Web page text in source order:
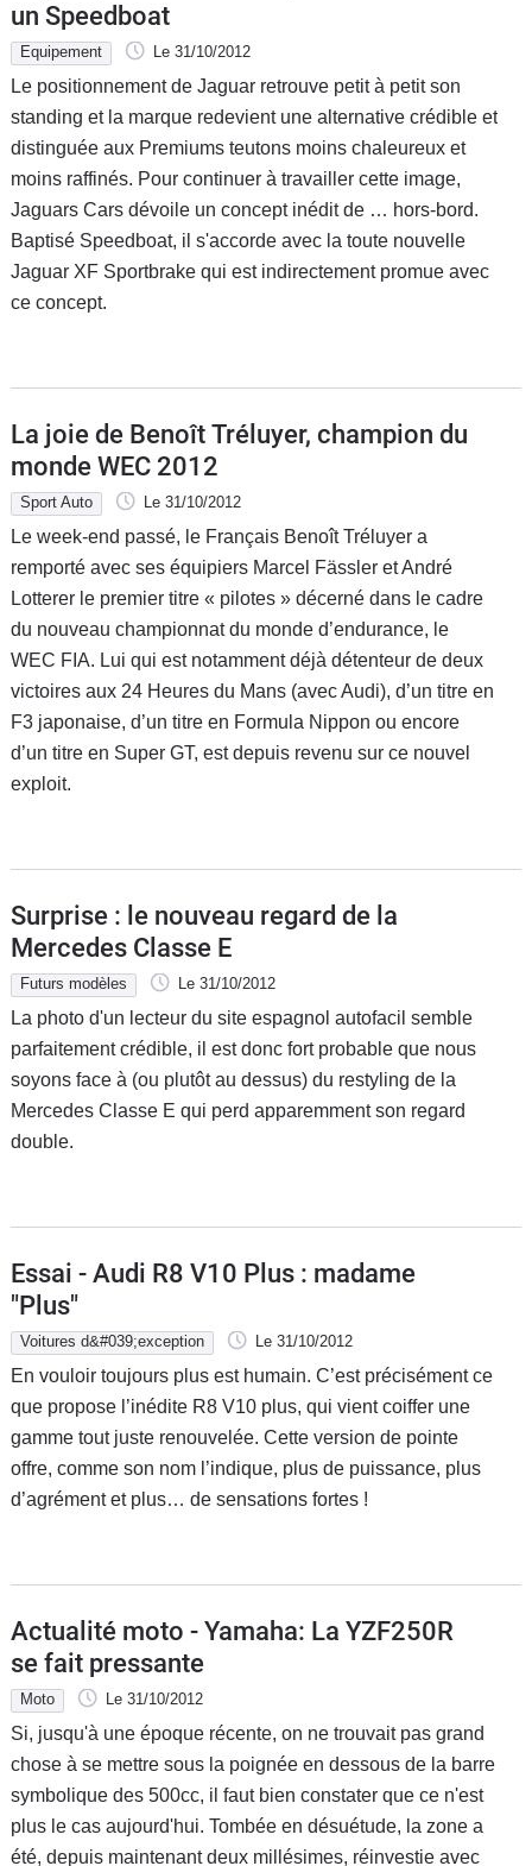
un Speedboat
Equipement Le 31/10/2012
Le positionnement de Jaguar retrouve petit à petit son
standing et la marque redevient une alternative crédible et
distinguée aux Premiums teutons moins chaleureux et
moins raffinés. Pour continuer à travailler cette image,
Jaguars Cars dévoile un concept inédit de … hors-bord.
Baptisé Speedboat, il s'accorde avec la toute nouvelle
Jaguar XF Sportbrake qui est indirectement promue avec
ce concept.
La joie de Benoît Tréluyer, champion du
monde WEC 2012
Sport Auto Le 31/10/2012
Le week-end passé, le Français Benoît Tréluyer a
remporté avec ses équipiers Marcel Fässler et André
Lotterer le premier titre « pilotes » décerné dans le cadre
du nouveau championnat du monde d’endurance, le
WEC FIA. Lui qui est notamment déjà détenteur de deux
victoires aux 24 Heures du Mans (avec Audi), d’un titre en
F3 japonaise, d’un titre en Formula Nippon ou encore
d’un titre en Super GT, est depuis revenu sur ce nouvel
exploit.
Surprise : le nouveau regard de la
Mercedes Classe E
Futurs modèles Le 31/10/2012
La photo d'un lecteur du site espagnol autofacil semble
parfaitement crédible, il est donc fort probable que nous
soyons face à (ou plutôt au dessus) du restyling de la
Mercedes Classe E qui perd apparemment son regard
double.
Essai - Audi R8 V10 Plus : madame
"Plus"
Voitures d&#039;exception Le 31/10/2012
En vouloir toujours plus est humain. C’est précisément ce
que propose l’inédite R8 V10 plus, qui vient coiffer une
gamme tout juste renouvelée. Cette version de pointe
offre, comme son nom l’indique, plus de puissance, plus
d’agrément et plus… de sensations fortes !
Actualité moto - Yamaha: La YZF250R
se fait pressante
Moto Le 31/10/2012
Si, jusqu'à une époque récente, on ne trouvait pas grand
chose à se mettre sous la poignée en dessous de la barre
symbolique des 500cc, il faut bien constater que ce n'est
plus le cas aujourd'hui. Tombée en désuétude, la zone a
été, depuis maintenant deux millésimes, réinvestie avec